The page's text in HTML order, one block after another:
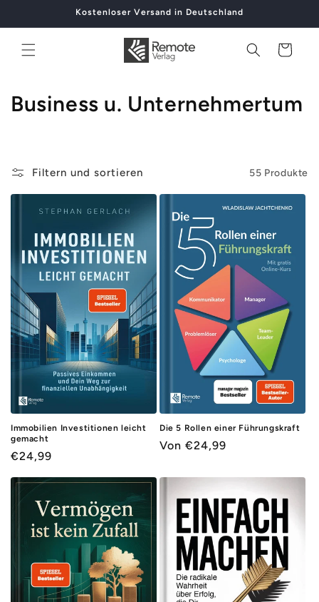
Inhalt
Kostenloser Versand in Deutschland
Warenkorb
K
r
i
e
:
Business u. Unternehmertum
Filtern und sortieren 55 Produkte
Immobilien Investitionen leicht
gemacht
Normaler
€24,99
Die 5 Rollen einer Führungskraft
Normaler
Von €24,99